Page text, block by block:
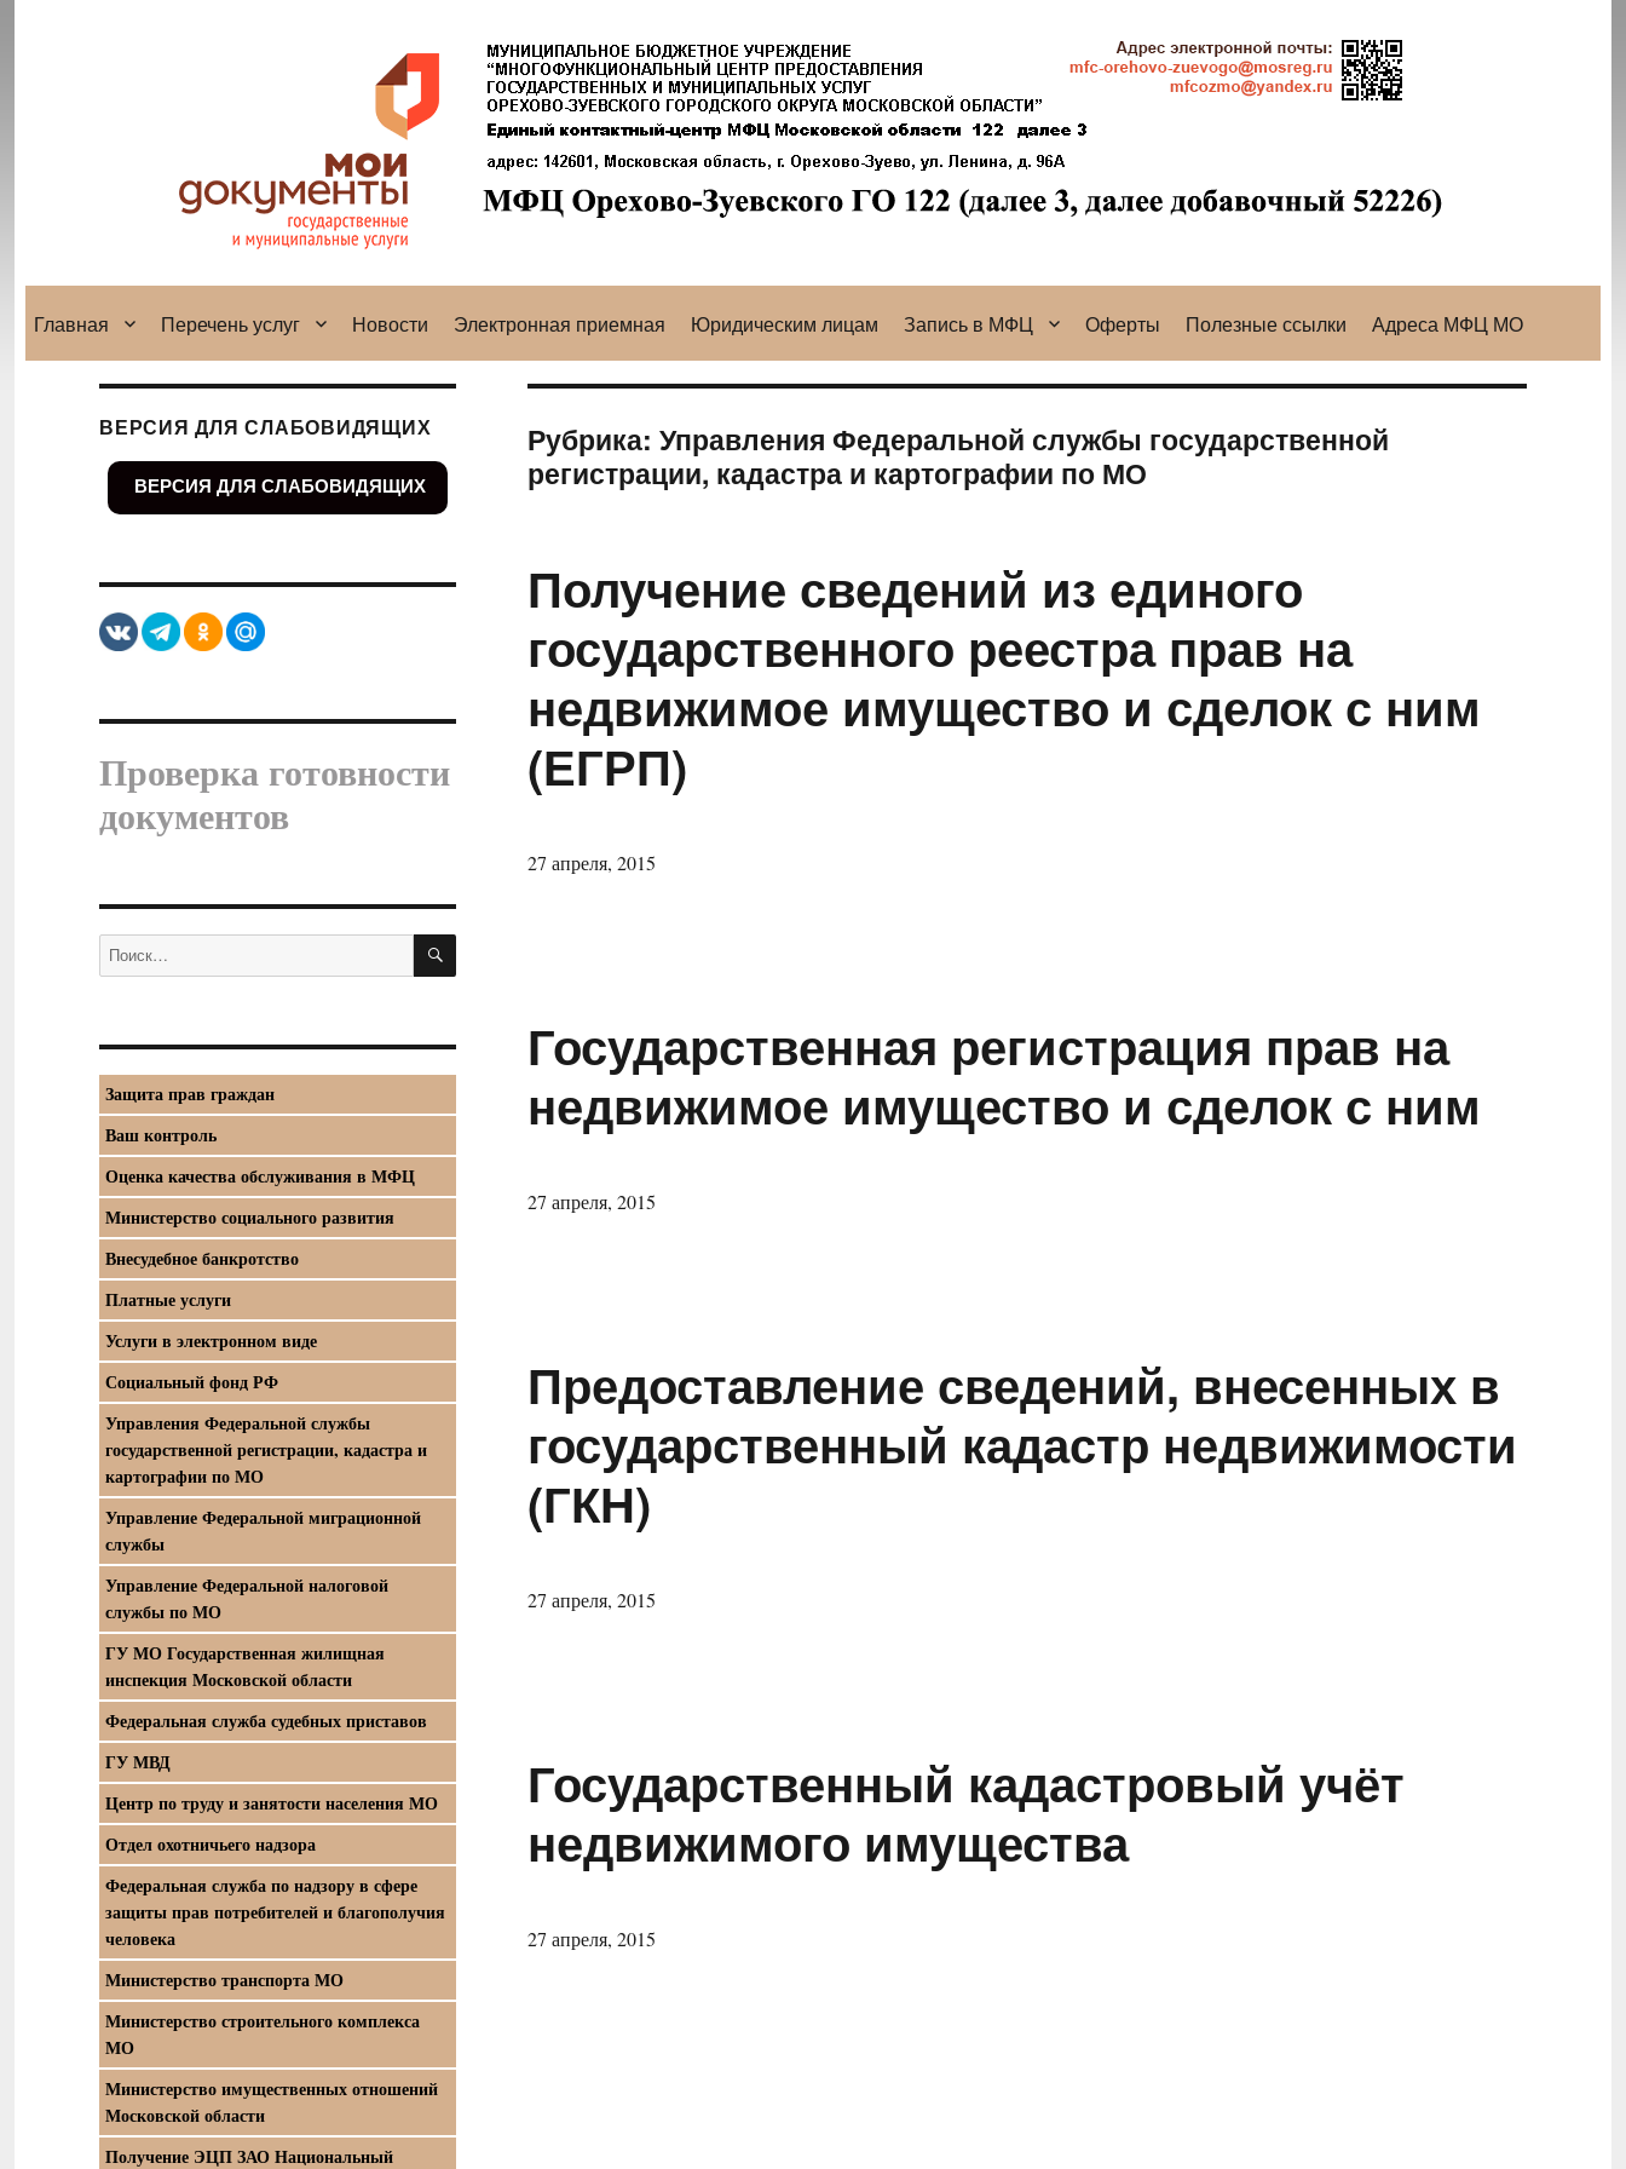
Главная Перечень услуг Новости Электронная приемная Юридическим лицам Запись в МФЦ Оферты Полезные ссылки Адреса МФЦ МО
Рубрика: Управления Федеральной службы государственной
регистрации, кадастра и картографии по МО
Получение сведений из единого
государственного реестра прав на
недвижимое имущество и сделок с ним
(ЕГРП)
27 апреля, 2015
Государственная регистрация прав на
недвижимое имущество и сделок с ним
27 апреля, 2015
Предоставление сведений, внесенных в
государственный кадастр недвижимости
(ГКН)
27 апреля, 2015
Государственный кадастровый учёт
недвижимого имущества
27 апреля, 2015
ВЕРСИЯ ДЛЯ СЛАБОВИДЯЩИХ
ВЕРСИЯ ДЛЯ СЛАБОВИДЯЩИХ
Проверка готовности
документов
Искать: ПОИСК
Защита прав граждан
Ваш контроль
Оценка качества обслуживания в МФЦ
Министерство социального развития
Внесудебное банкротство
Платные услуги
Услуги в электронном виде
Социальный фонд РФ
Управления Федеральной службы
государственной регистрации, кадастра и
картографии по МО
Управление Федеральной миграционной
службы
Управление Федеральной налоговой
службы по МО
ГУ МО Государственная жилищная
инспекция Московской области
Федеральная служба судебных приставов
ГУ МВД
Центр по труду и занятости населения МО
Отдел охотничьего надзора
Федеральная служба по надзору в сфере
защиты прав потребителей и благополучия
человека
Министерство транспорта МО
Министерство строительного комплекса
МО
Министерство имущественных отношений
Московской области
Получение ЭЦП ЗАО Национальный